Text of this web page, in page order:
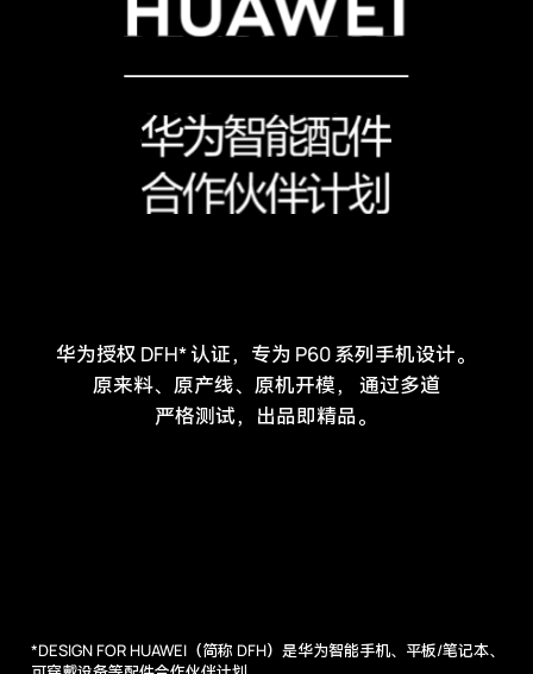
华为授权 DFH* 认证，专为 P60 系列手机设计。
原来料、原产线、原机开模，
通过多道
严格测试，出品即精品。
*DESIGN FOR HUAWEI（简称 DFH）是华为智能手机、平板/笔记本、